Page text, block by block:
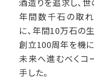
酒造りを追求し、世
年間数千石の取
に、年間10万石の
創立100周年を機に
未来へ進むべくコ
手した。